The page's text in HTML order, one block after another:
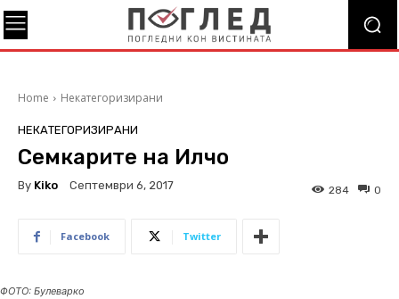
Home Некатегоризирани
НЕКАТЕГОРИЗИРАНИ
Семкарите на Илчо
By Kiko Септември 6, 2017 0
284
Facebook Twitter
ФОТО: Булеварко